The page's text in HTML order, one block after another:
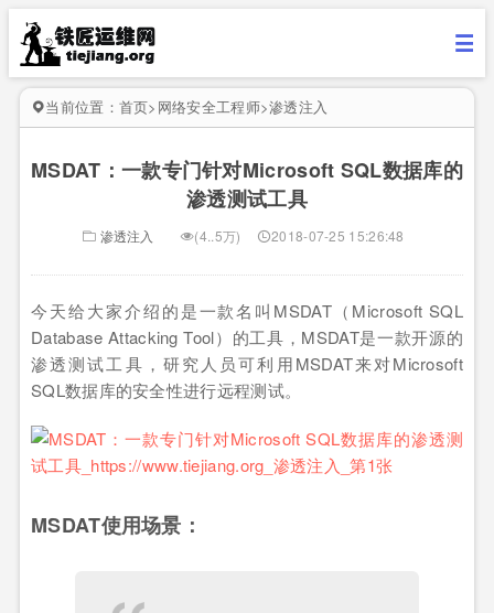
当前位置： 首页> 网络安全工程师>渗透注入
MSDAT：一款专门针对Microsoft SQL数据库的
渗透测试工具
渗透注入 (4..5万) 2018-07-25 15:26:48
今天给大家介绍的是一款名叫MSDAT（Microsoft SQL
Database Attacking Tool）的工具，MSDAT是一款开源的
渗透测试工具，研究人员可利用MSDAT来对Microsoft
SQL数据库的安全性进行远程测试。
MSDAT使用场景：